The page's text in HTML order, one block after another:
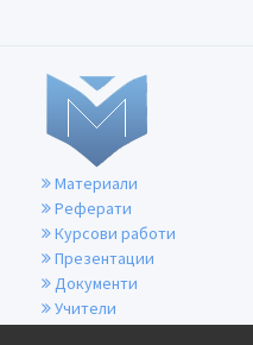
Материали
Реферати
Курсови работи
Презентации
Документи
Учители